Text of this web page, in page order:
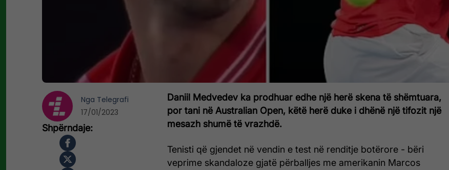
Daniil Medvedev ka prodhuar edhe një herë skena të shëmtuara,
por tani në Australian Open, këtë herë duke i dhënë një tifozit një
mesazh shumë të vrazhdë.
Tenisti që gjendet në vendin e test në renditje botërore - bëri
veprime skandaloze gjatë përballjes me amerikanin Marcos
Nga Telegrafi
17/01/2023